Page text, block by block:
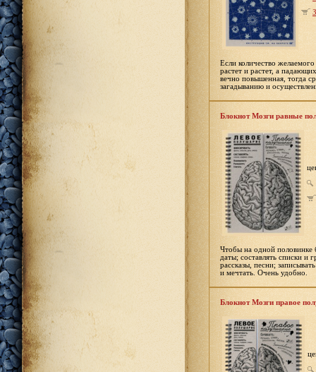
Если количество
растет и растет, а
вечно повышенная, тогда
загадыванию и
Блокнот Мозги равные
Чтобы на одной половинке
даты; составлять списки и
рассказы, песни;
и мечтать. Очень удобно.
Блокнот Мозги правое